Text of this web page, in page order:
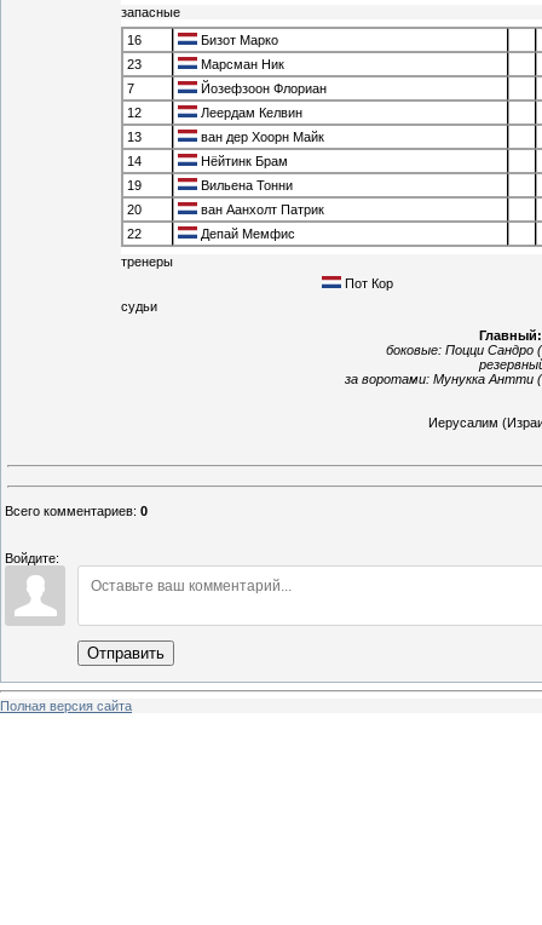
запасные
16
Бизот Марко
23
Марсман Ник
7
Йозефзоон Флориан
12
Леердам Келвин
13
ван дер Хоорн Майк
14
Нёйтинк Брам
19
Вильена Тонни
20
ван Аанхолт Патрик
22
Депай Мемфис
тренеры
Пот Кор
судьи
боковые: Поцци Сандро
за воротами: Мунукка Антти
Иерусалим
Всего комментариев: 0
Войдите:
Отправить
Полная версия сайта